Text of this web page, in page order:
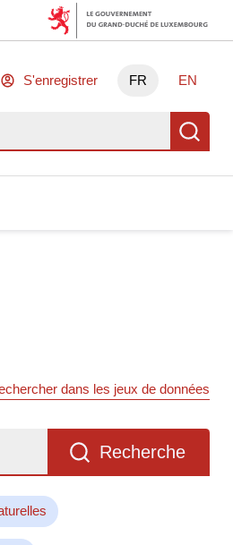
S'enregistrer FR EN
dans les jeux de données
Recherche